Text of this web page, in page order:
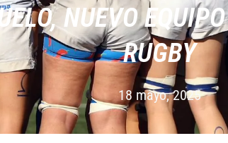
NUEVO
RUGBY
18 mayo, 2025